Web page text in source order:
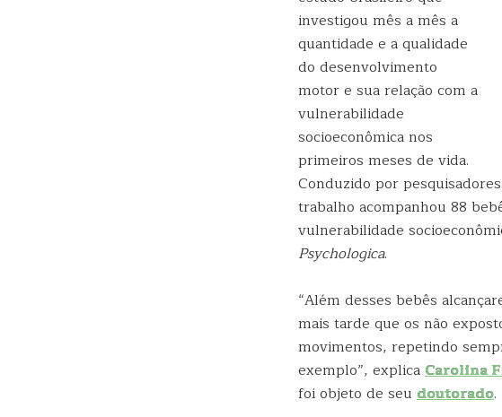
investigou mês a mês a
quantidade e a qualidade
do desenvolvimento
motor e sua relação com a
vulnerabilidade
socioeconômica nos
primeiros meses de vida.
Conduzido por
trabalho acompanhou 88
vulnerabilidade
Psychologica.
“Além desses bebês
mais tarde que os não
movimentos, repetindo
exemplo”, explicaCarolina
foi objeto de seu doutorado.